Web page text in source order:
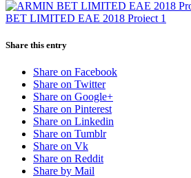
Share this entry
Share on Facebook
Share on Twitter
Share on Google+
Share on Pinterest
Share on Linkedin
Share on Tumblr
Share on Vk
Share on Reddit
Share by Mail